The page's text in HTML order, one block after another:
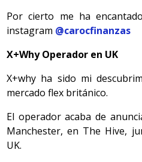
Por cierto me ha
instagram @carocfinanzas
X+Why Operador en UK
X+why ha sido mi
mercado flex británico.
El operador acaba de
Manchester, en The Hive,
UK.